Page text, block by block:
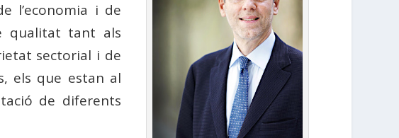
l’economia i de
qualitat tant als
sectorial i de
els que estan al
de diferents